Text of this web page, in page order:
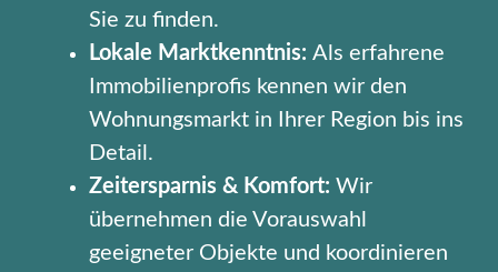
Sie zu finden.
Lokale Marktkenntnis: Als erfahrene
Immobilienprofis kennen wir den
Wohnungsmarkt in Ihrer Region bis ins
Detail.
Zeitersparnis & Komfort: Wir
übernehmen die Vorauswahl
geeigneter Objekte und koordinieren